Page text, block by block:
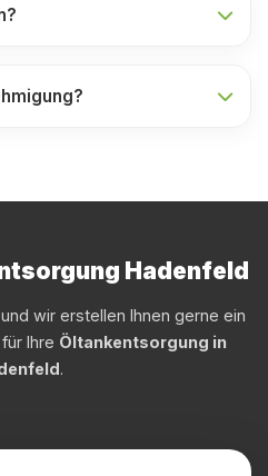
Hadenfeld
wir erstellen Ihnen gerne ein
Ihre Öltankentsorgung in
.